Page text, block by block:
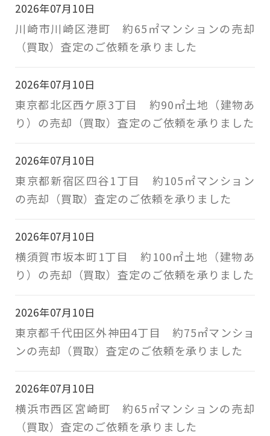
2026年07月10日
川崎市川崎区港町 約65㎡マンションの売却
（買取）査定のご依頼を承りました
2026年07月10日
東京都北区西ケ原3丁目 約90㎡土地（建物あ
り）の売却（買取）査定のご依頼を承りました
2026年07月10日
東京都新宿区四谷1丁目 約105㎡マンション
の売却（買取）査定のご依頼を承りました
2026年07月10日
横須賀市坂本町1丁目 約100㎡土地（建物あ
り）の売却（買取）査定のご依頼を承りました
2026年07月10日
東京都千代田区外神田4丁目 約75㎡マンショ
ンの売却（買取）査定のご依頼を承りました
2026年07月10日
横浜市西区宮崎町 約65㎡マンションの売却
（買取）査定のご依頼を承りました